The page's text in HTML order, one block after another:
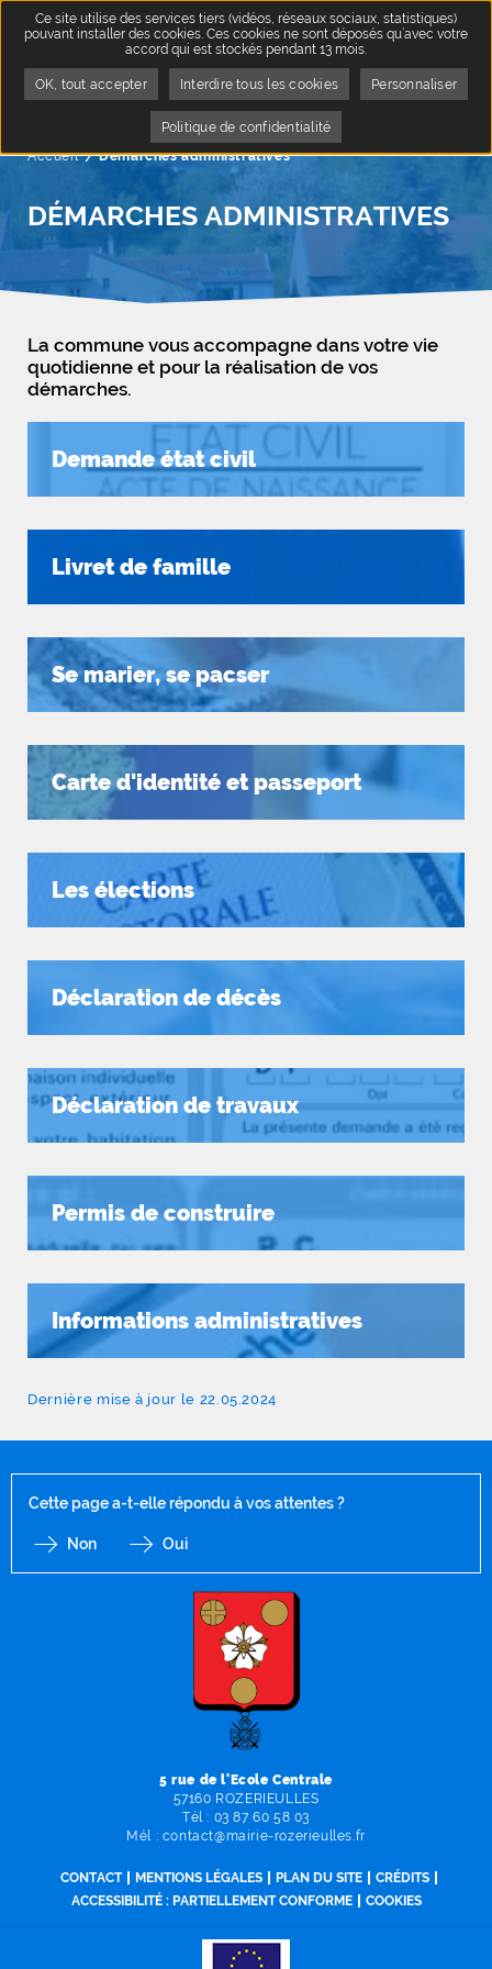
Accueil Page active :
Démarches administratives
DÉMARCHES ADMINISTRATIVES
La commune vous accompagne dans votre vie
quotidienne et pour la réalisation de vos
démarches.
Demande état civil
Livret de famille
Se marier, se pacser
Carte d'identité et passeport
Les élections
Déclaration de décès
Déclaration de travaux
Permis de construire
Informations administratives
Dernière mise à jour le 22.05.2024
Cette page a-t-elle répondu à vos attentes ?
Non Oui
5 rue de l'Ecole Centrale
57160 ROZERIEULLES
Tél : 03 87 60 58 03
Mél : contact@mairie-rozerieulles.fr
CONTACT MENTIONS LÉGALES PLAN DU SITE
CRÉDITS
ACCESSIBILITÉ : PARTIELLEMENT CONFORME
COOKIES
Ce site utilise des services tiers (vidéos, réseaux sociaux, statistiques)
pouvant installer des cookies. Ces cookies ne sont déposés qu’avec votre
accord qui est stockés pendant 13 mois.
OK, tout accepter Interdire tous les cookies Personnaliser
Politique de confidentialité